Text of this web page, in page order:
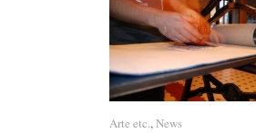
Arte etc.,News
Arte etc. News